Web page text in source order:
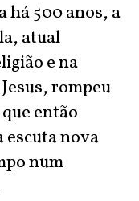
há 500 anos, a
atual
e na
rompeu
então
nova
num